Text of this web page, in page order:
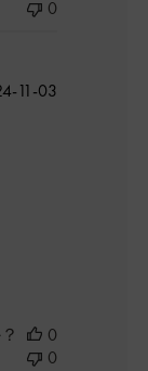
0
公
11-03
0
0